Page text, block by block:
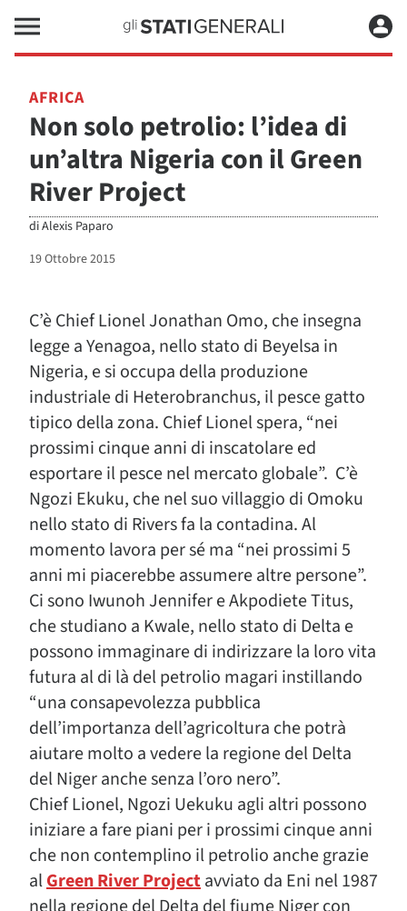
AFRICA
Non solo petrolio: l’idea di
un’altra Nigeria con il Green
River Project
diAlexis Paparo
19 Ottobre 2015
C’è Chief Lionel Jonathan Omo, che insegna
legge a Yenagoa, nello stato di Beyelsa in
Nigeria, e si occupa della produzione
industriale di Heterobranchus, il pesce gatto
tipico della zona. Chief Lionel spera, “nei
prossimi cinque anni di inscatolare ed
esportare il pesce nel mercato globale”. C’è
Ngozi Ekuku, che nel suo villaggio di Omoku
nello stato di Rivers fa la contadina. Al
momento lavora per sé ma “nei prossimi 5
anni mi piacerebbe assumere altre persone”.
Ci sono Iwunoh Jennifer e Akpodiete Titus,
che studiano a Kwale, nello stato di Delta e
possono immaginare di indirizzare la loro vita
futura al di là del petrolio magari instillando
“una consapevolezza pubblica
dell’importanza dell’agricoltura che potrà
aiutare molto a vedere la regione del Delta
del Niger anche senza l’oro nero”.
Chief Lionel, Ngozi Uekuku agli altri possono
iniziare a fare piani per i prossimi cinque anni
che non contemplino il petrolio anche grazie
alGreen River Projectavviato da Eni nel 1987